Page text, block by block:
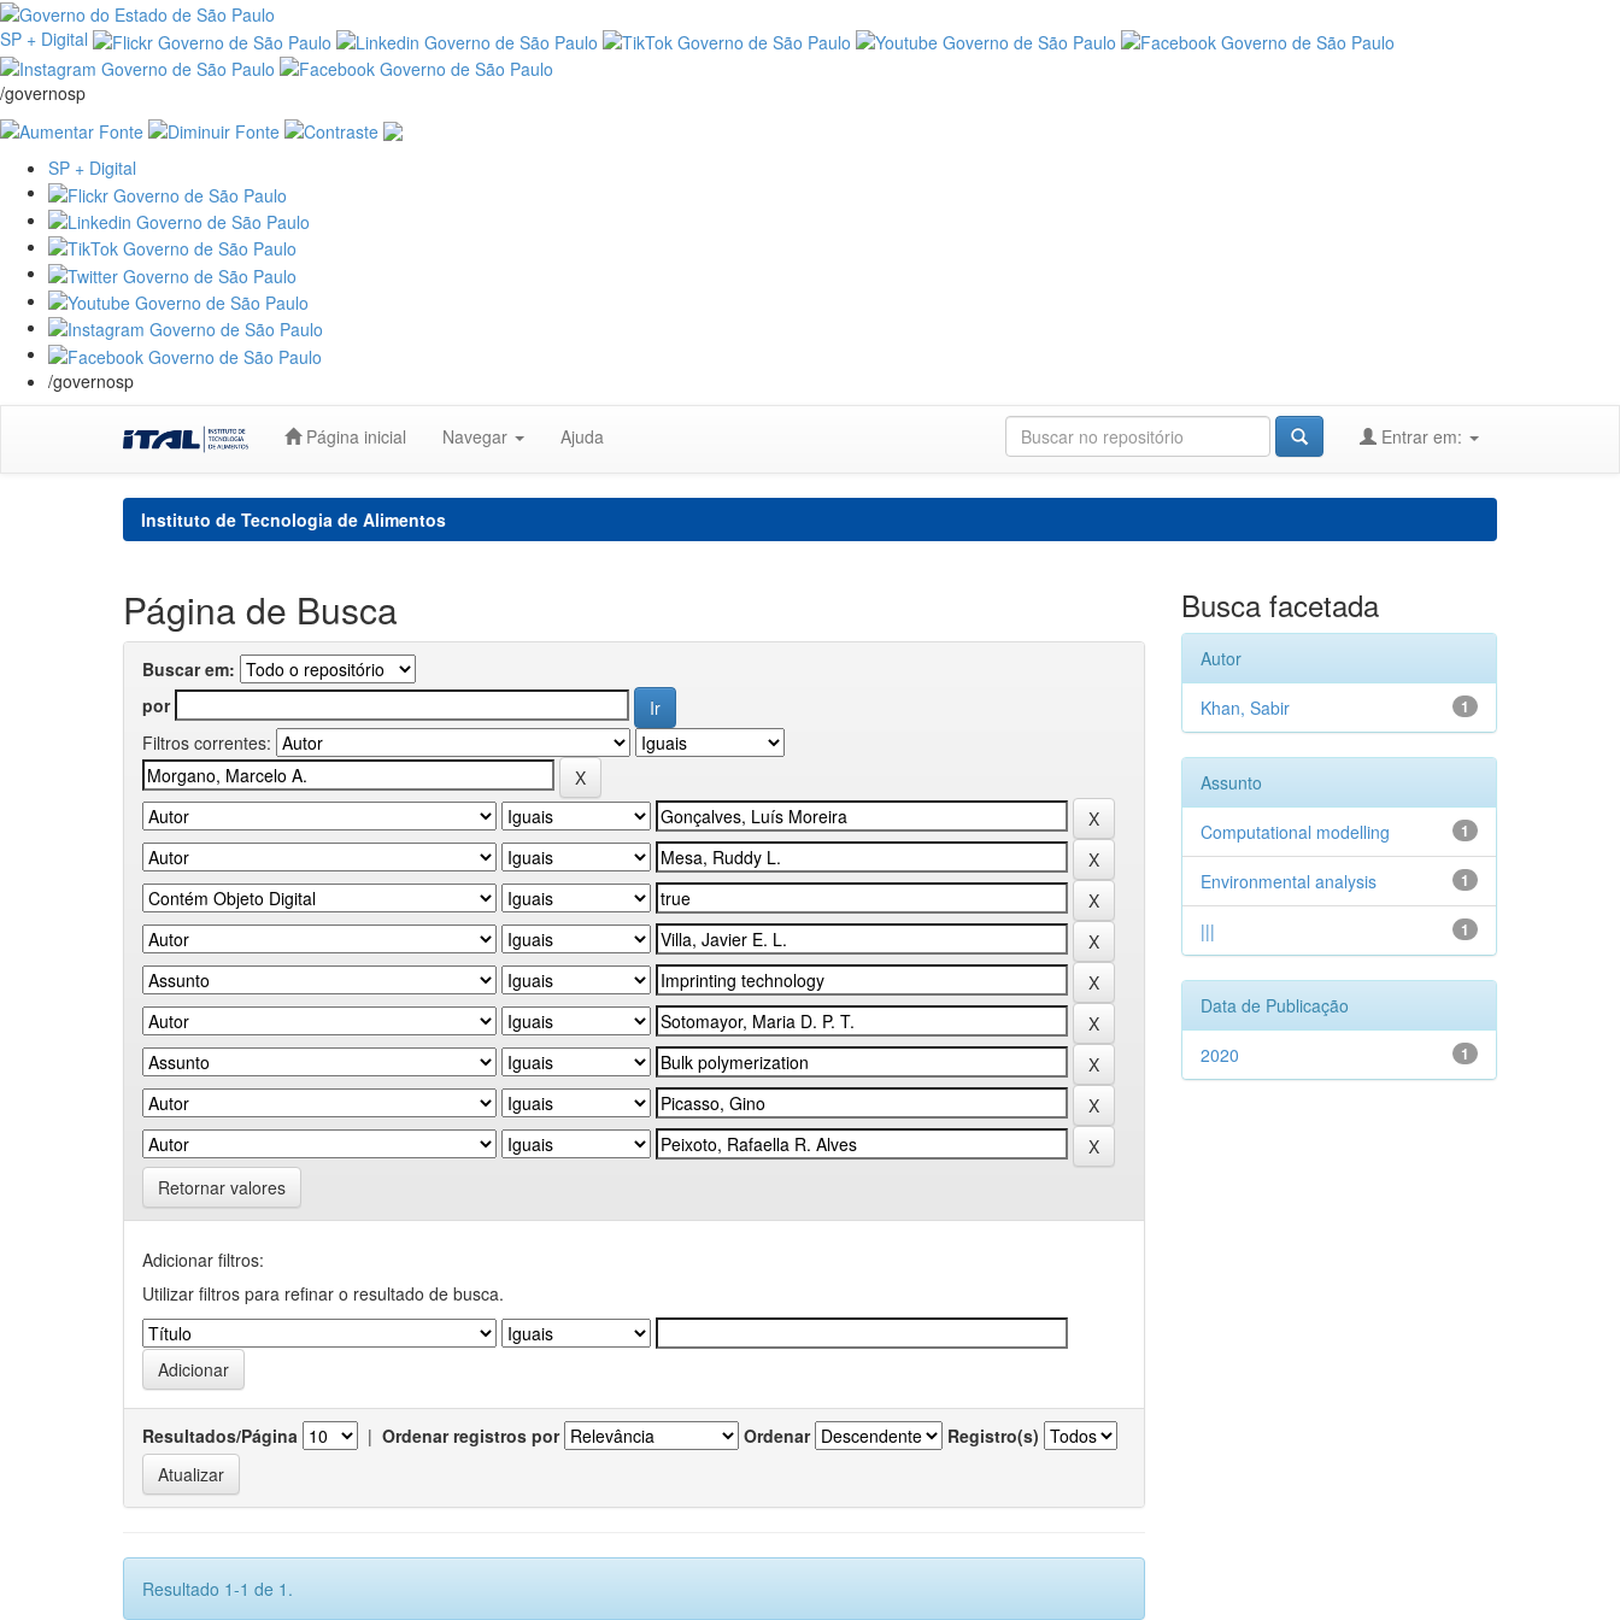
SP + Digital
/governosp
SP + Digital
/governosp
Página inicial Navegar Ajuda Entrar em:
Instituto de Tecnologia de Alimentos
Página de Busca
Buscar em:
por
Filtros correntes:
Retornar valores
Adicionar filtros:
Utilizar filtros para refinar o resultado de busca.
Resultados/Página | Ordenar registros por Ordenar Registro(s)
Resultado 1-1 de 1.
Busca facetada
Autor
1
Khan, Sabir
Assunto
1
Computational modelling
1
Environmental analysis
1
|||
Data de Publicação
1
2020